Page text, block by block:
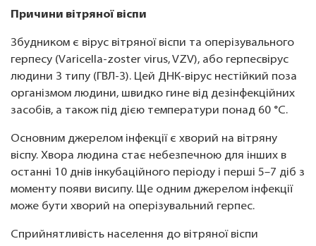
Причини вітряної віспи
Збудником є вірус вітряної віспи та оперізувального
герпесу (Varicella-zoster virus, VZV), або герпесвірус
людини 3 типу (ГВЛ-3). Цей ДНК-вірус нестійкий поза
організмом людини, швидко гине від дезінфекційних
засобів, а також під дією температури понад 60 °С.
Основним джерелом інфекції є хворий на вітряну
віспу. Хвора людина стає небезпечною для інших в
останні 10 днів інкубаційного періоду і перші 5–7 діб з
моменту появи висипу. Ще одним джерелом інфекції
може бути хворий на оперізувальний герпес.
Сприйнятливість населення до вітряної віспи